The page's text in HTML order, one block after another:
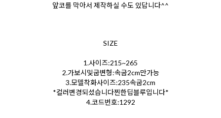
앞코를 막아서 제작하실 수도 있답니다^^
SIZE
1.사이즈:215~265
2.가보시및굽변형:속굽2cm만가능
3.모델착화사이즈:235속굽2cm
*컬러변경되셨습니다찐한딥블루입니다*
4.코드번호:1292